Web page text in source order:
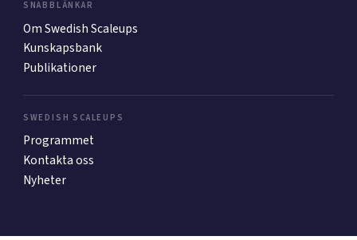
Så finansieras Swedish Scaleups
SNABBLÄNKAR
Om Swedish Scaleups
Kunskapsbank
Publikationer
SWEDISH SCALEUPS
Programmet
Kontakta oss
Nyheter